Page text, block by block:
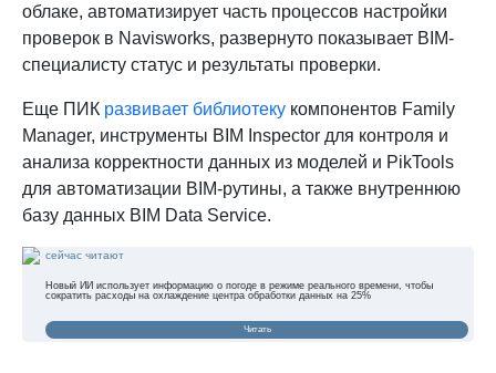
облаке, автоматизирует часть процессов настройки
проверок в Navisworks, развернуто показывает BIM-
специалисту статус и результаты проверки.
Еще ПИК развивает библиотеку компонентов Family
Manager, инструменты BIM Inspector для контроля и
анализа корректности данных из моделей и PikTools
для автоматизации BIM-рутины, а также внутреннюю
базу данных BIM Data Service.
сейчас читают
Новый ИИ использует информацию о погоде в режиме реального времени, чтобы
сократить расходы на охлаждение центра обработки данных на 25%
Читать